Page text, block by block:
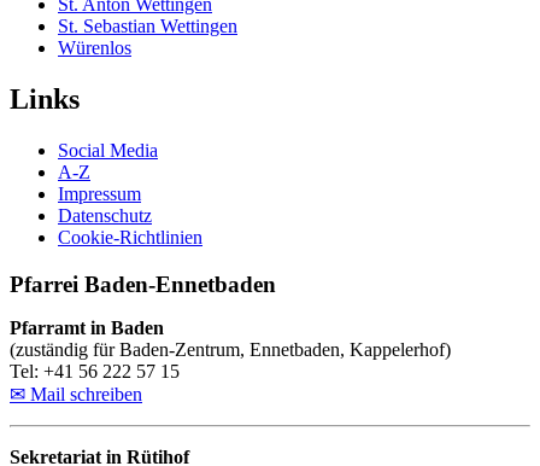
St. Anton Wettingen
St. Sebastian Wettingen
Würenlos
Links
Social Media
A-Z
Impressum
Datenschutz
Cookie-Richtlinien
Pfarrei Baden-Ennetbaden
Pfarramt in Baden
(zuständig für Baden-Zentrum, Ennetbaden, Kappelerhof)
Tel: +41 56 222 57 15
✉ Mail schreiben
Sekretariat in Rütihof